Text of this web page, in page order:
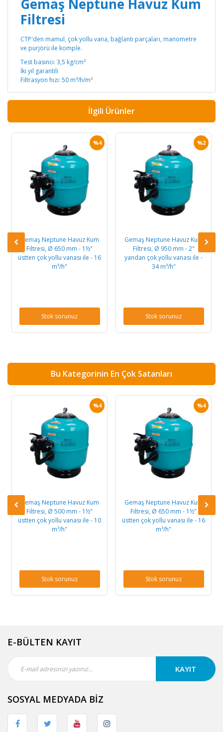
Gemaş Neptune Havuz Kum
Filtresi
CTP'den mamul, çok yollu vana, bağlantı parçaları, manometre
ve purjörü ile komple.
Test basıncı: 3,5 kg/cm²
İki yıl garantili
Filtrasyon hızı: 50 m³/h/m²
İlgili Ürünler
%4
Gemaş Neptune Havuz Kum
Filtresi, Ø 650 mm - 1½"
üstten çok yollu vanası ile - 16
m³/h"
Stok sorunuz
%2
Gemaş Neptune Havuz Kum
Filtresi, Ø 950 mm - 2"
yandan çok yollu vanası ile -
34 m³/h"
Stok sorunuz
Bu Kategorinin En Çok Satanları
%4
Gemaş Neptune Havuz Kum
Filtresi, Ø 500 mm - 1½"
üstten çok yollu vanası ile - 10
m³/h"
Stok sorunuz
%4
Gemaş Neptune Havuz Kum
Filtresi, Ø 650 mm - 1½"
üstten çok yollu vanası ile - 16
m³/h"
Stok sorunuz
E-BÜLTEN KAYIT
KAYIT
SOSYAL MEDYADA BİZ